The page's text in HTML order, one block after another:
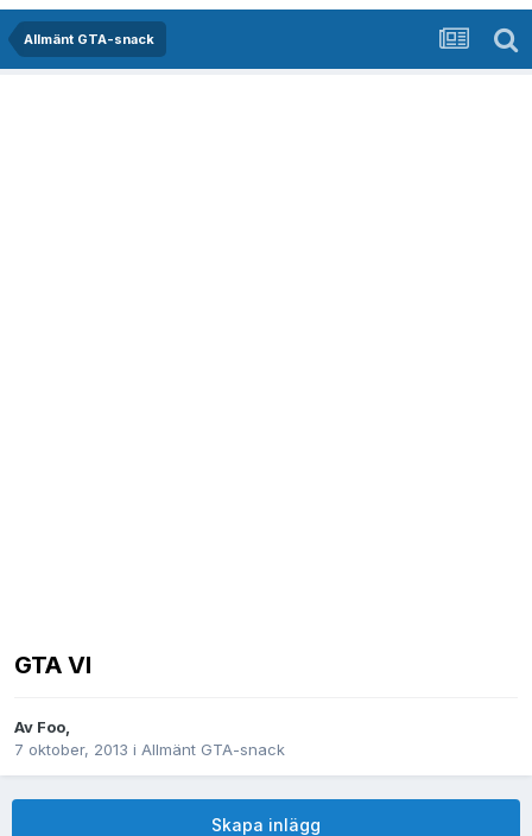
Allmänt GTA-snack
GTA VI
Av Foo,
7 oktober, 2013 i Allmänt GTA-snack
Skapa inlägg